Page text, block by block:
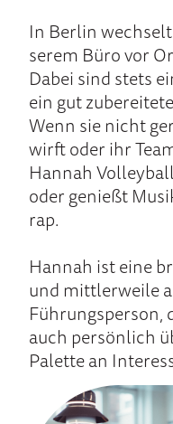
In Berlin
se­rem Bü­ro vor
Da­bei sind stets
ein gut
Wenn sie nicht
wirft oder ihr
Hannah
oder ge­nießt
rap.
Hannah ist ei­ne
und mittler­wei­le
Füh­rungs­per­son,
auch per­sön­lich
Pa­lette an